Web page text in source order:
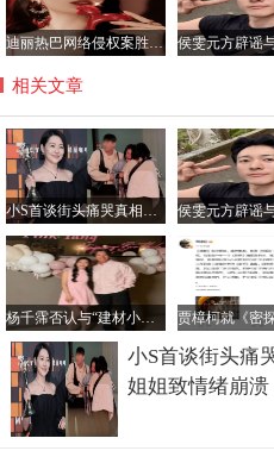
迪丽热巴网络侵权案胜诉 获公开道歉及2050元赔偿
相关文章
小S首谈街头痛哭真相：节目收官遇惊喜 思念姐姐致情绪崩溃
杨千霈否认与“建材小开”恋情：只是普通朋友
小S首谈街头痛
姐姐致情绪崩溃